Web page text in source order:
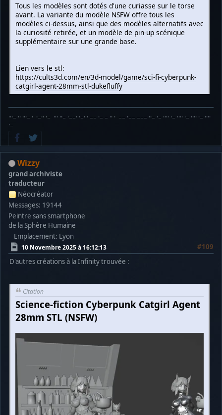
Tous les modèles sont dotés d'une curiasse sur le torse
avant. La variante du modèle NSFW offre tous les
modèles ci-dessus, ainsi que des modèles alternatifs avec
la curiosité retirée, et un modèle de pin-up scénique
supplémentaire sur une grande base.
Lien vers le stl:
https://cults3d.com/en/3d-model/game/sci-fi-cyberpunk-
catgirl-agent-28mm-stl-dukefluffy
···− ·· ···− · ·−·· ·− ··· ··− ·−−· ·−· · −− ·− − ·· · −− ·−− −−− ··− ·− ···· ·− ···· ·− ···· ·− ····
·−
Wizzy
grand archiviste
traducteur
Néocréator
Messages: 19144
Peintre sans smartphone
de la Sphère Humaine
Emplacement: Lyon
10 Novembre 2025 à 16:12:13
#109
D'autres créations à la Infinity trouvée :
Citation
Science-fiction Cyberpunk Catgirl Agent
28mm STL (NSFW)